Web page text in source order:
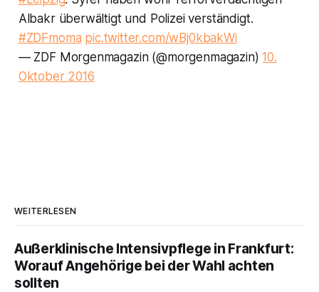
Albakr überwältigt und Polizei verständigt.
#ZDFmoma pic.twitter.com/wBj0kbakWi
— ZDF Morgenmagazin (@morgenmagazin)10.
Oktober 2016
WEITERLESEN
Außerklinische Intensivpflege in Frankfurt:
Worauf Angehörige bei der Wahl achten
sollten